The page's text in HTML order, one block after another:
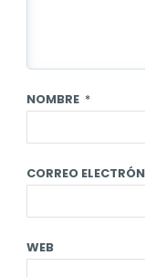
NOMBRE *
CORREO
WEB